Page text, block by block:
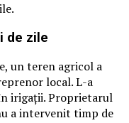
de zile
un teren agricol a
local. L-a
irigații. Proprietarul
a intervenit timp de